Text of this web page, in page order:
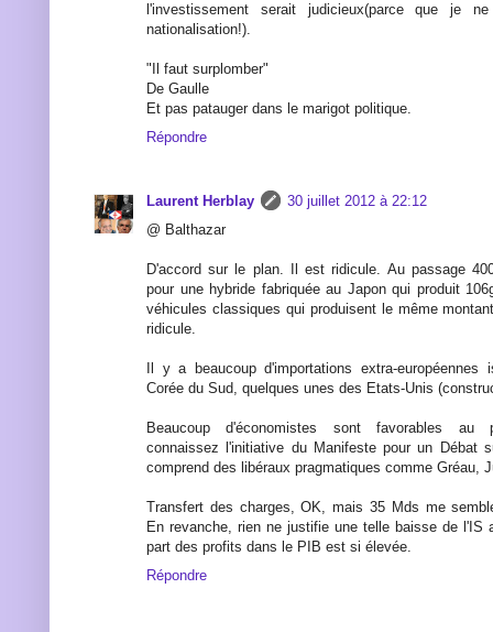
l'investissement serait judicieux(parce que je
nationalisation!).
"Il faut surplomber"
De Gaulle
Et pas patauger dans le marigot politique.
Répondre
Laurent Herblay
30 juillet 2012 à 22:12
@ Balthazar
D'accord sur le plan. Il est ridicule. Au passage
pour une hybride fabriquée au Japon qui produit
véhicules classiques qui produisent le même
ridicule.
Il y a beaucoup d'importations extra-
Corée du Sud, quelques unes des Etats-Unis
Beaucoup d'économistes sont favorables au
connaissez l'initiative du Manifeste pour un Débat
comprend des libéraux pragmatiques comme Gréau,
Transfert des charges, OK, mais 35 Mds me
En revanche, rien ne justifie une telle baisse de l'IS
part des profits dans le PIB est si élevée.
Répondre